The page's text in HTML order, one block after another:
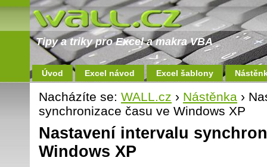
Tipy a triky pro Excel a makra VBA
Úvod Excel návod Excel šablony
Nacházíte se: WALL.cz › Nástěnka ›
synchronizace času ve Windows XP
Nastavení intervalu
Windows XP